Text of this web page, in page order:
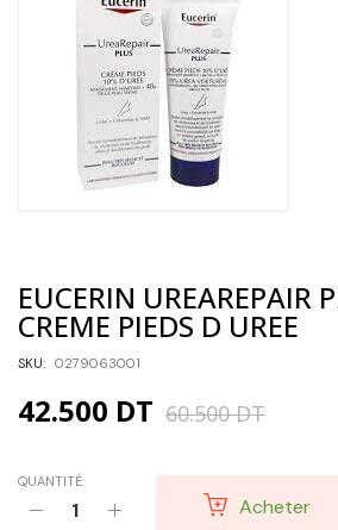
EUCERIN UREAREPAIR
CREME PIEDS D UREE
SKU: 0279063001
60.500DT
42.500 DT
QUANTITÉ:
Acheter